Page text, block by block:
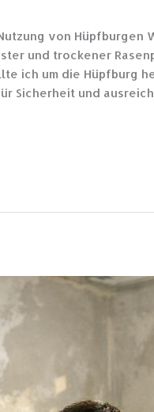
von
und trockener
ich um die Hüpfburg
Sicherheit und